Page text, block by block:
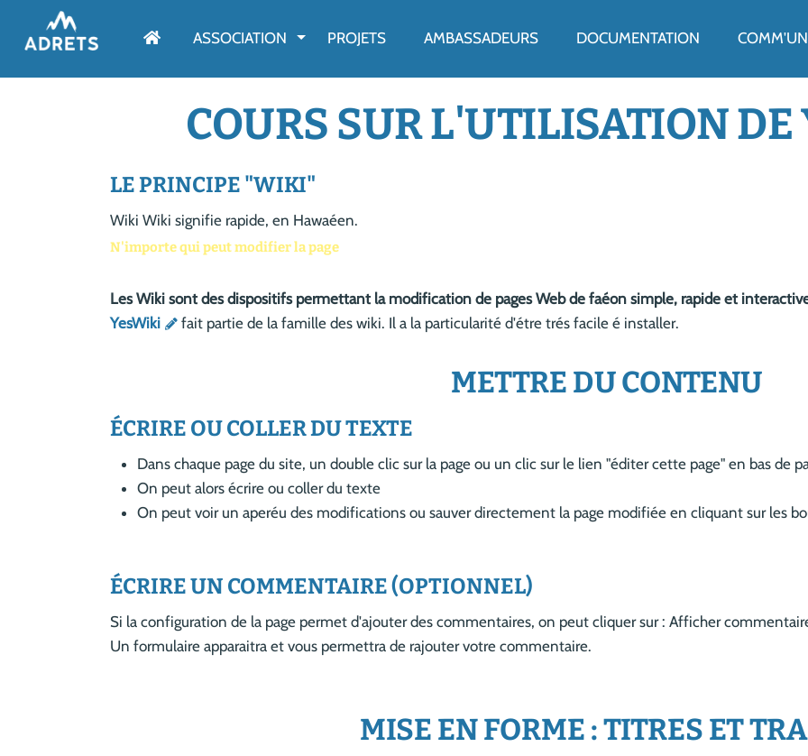
ASSOCIATION AFFICHER LE MENU
PROJETS AMBASSADEURS DOCUMENTATION
COURS SUR L'UTILISATION DE
LE PRINCIPE "WIKI"
Wiki Wiki signifie rapide, en Hawaéen.
N'importe qui peut modifier la page
Les Wiki sont des dispositifs permettant la modification de pages Web de faéon simple, rapide et
YesWiki
fait partie de la famille des wiki. Il a la particularité d'étre trés facile é installer.
METTRE DU CONTENU
ÉCRIRE OU COLLER DU TEXTE
Dans chaque page du site, un double clic sur la page ou un clic sur le lien "éditer cette page" en bas de
On peut alors écrire ou coller du texte
On peut voir un aperéu des modifications ou sauver directement la page modifiée en cliquant sur les
ÉCRIRE UN COMMENTAIRE (OPTIONNEL)
Si la configuration de la page permet d'ajouter des commentaires, on peut cliquer sur : Afficher
Un formulaire apparaitra et vous permettra de rajouter votre commentaire.
MISE EN FORME : TITRES ET